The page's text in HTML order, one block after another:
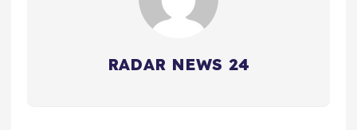
RADAR NEWS 24